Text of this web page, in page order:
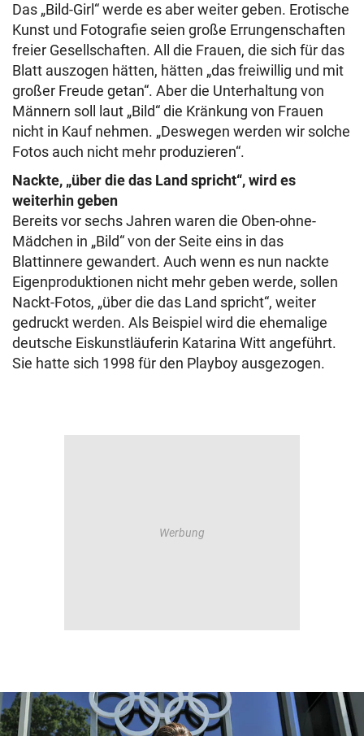
Das „Bild-Girl“ werde es aber weiter geben. Erotische
Kunst und Fotografie seien große Errungenschaften
freier Gesellschaften. All die Frauen, die sich für das
Blatt auszogen hätten, hätten „das freiwillig und mit
großer Freude getan“. Aber die Unterhaltung von
Männern soll laut „Bild“ die Kränkung von Frauen
nicht in Kauf nehmen. „Deswegen werden wir solche
Fotos auch nicht mehr produzieren“.
Nackte, „über die das Land spricht“, wird es
weiterhin geben
Bereits vor sechs Jahren waren die Oben-ohne-
Mädchen in „Bild“ von der Seite eins in das
Blattinnere gewandert. Auch wenn es nun nackte
Eigenproduktionen nicht mehr geben werde, sollen
Nackt-Fotos, „über die das Land spricht“, weiter
gedruckt werden. Als Beispiel wird die ehemalige
deutsche Eiskunstläuferin Katarina Witt angeführt.
Sie hatte sich 1998 für den Playboy ausgezogen.